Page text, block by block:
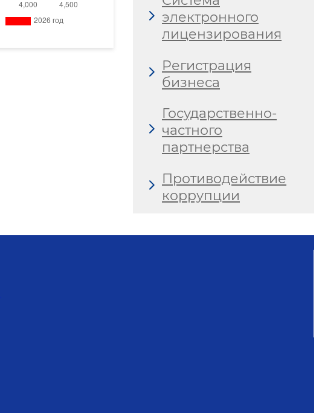
электронного
лицензирования
Регистрация
бизнеса
Государственно-
частного
партнерства
Противодействие
коррупции